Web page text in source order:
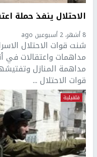
الاحتلال ينفذ حملة
8 أشهر، 2 أسبوعين ago
شنت قوات الاحتلال
مداهمات واعتقالات في
مداهمة المنازل
قوات الاحتلال ...
قلقيلية